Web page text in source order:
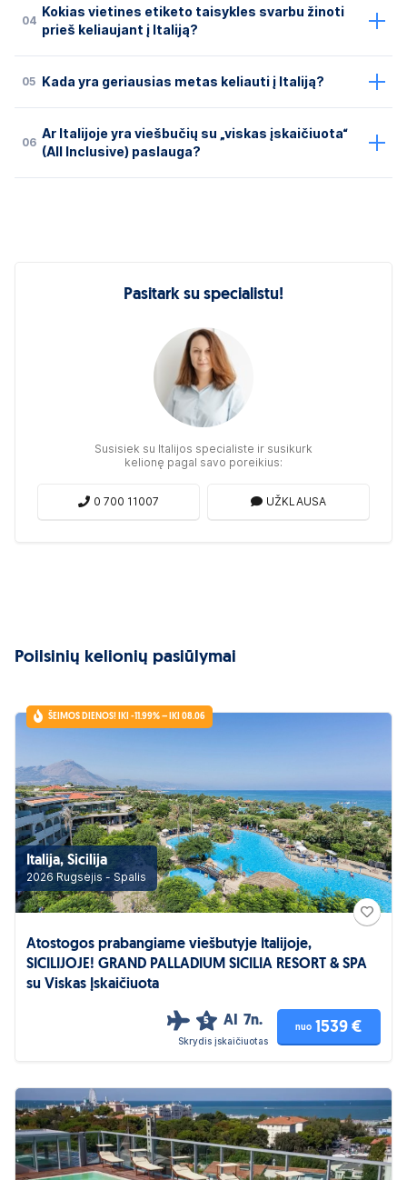
04
Kokias vietines etiketo taisykles svarbu žinoti
prieš keliaujant į Italiją?
05 Kada yra geriausias metas keliauti į Italiją?
06
Ar Italijoje yra viešbučių su „viskas įskaičiuota“
(All Inclusive) paslauga?
Pasitark su specialistu!
Susisiek su Italijos specialiste ir susikurk
kelionę pagal savo poreikius:
0 700 11007 UŽKLAUSA
Poilsinių kelionių pasiūlymai
ŠEIMOS DIENOS! IKI -11.99% – IKI 08.06
Italija, Sicilija
2026 Rugsėjis - Spalis
Atostogos prabangiame viešbutyje Italijoje,
SICILIJOJE! GRAND PALLADIUM SICILIA RESORT & SPA
su Viskas Įskaičiuota
5 AI 7n.
Skrydis įskaičiuotas
nuo 1539 €